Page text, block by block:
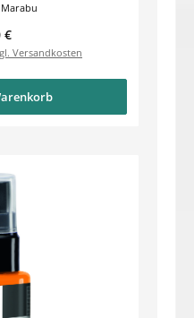
Marabu
Preis:
€
Versandkosten